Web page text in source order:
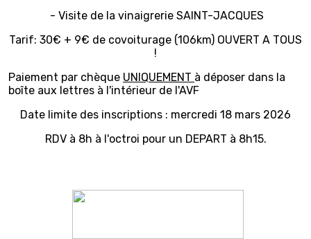
- Visite de la vinaigrerie SAINT-JACQUES
Tarif: 30€ + 9€ de covoiturage (106km) OUVERT A TOUS
!
Paiement par chèque UNIQUEMENT à déposer dans la
boîte aux lettres à l'intérieur de l'AVF
Date limite des inscriptions : mercredi 18 mars 2026
RDV à 8h à l'octroi pour un DEPART à 8h15.